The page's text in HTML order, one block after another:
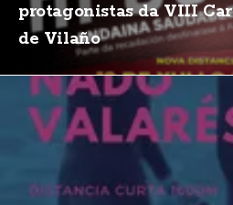
protagonistas da VIII
de Vilaño